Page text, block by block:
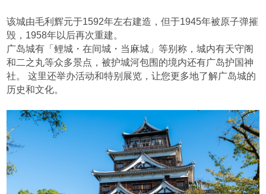
该城由毛利辉元于1592年左右建造，但于1945年被原子弹摧
毁，1958年以后再次重建。
广岛城有「鲤城・在间城・当麻城」等别称，城内有天守阁
和二之丸等众多景点，被护城河包围的境内还有广岛护国神
社。 这里还举办活动和特别展览，让您更多地了解广岛城的
历史和文化。